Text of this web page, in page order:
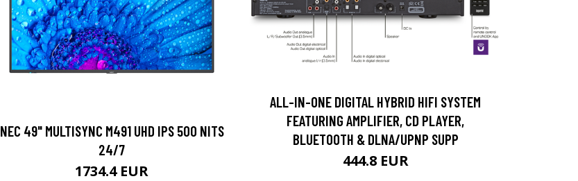
NEC 49" MULTISYNC M491 UHD IPS 500 NITS
24/7
1734.4 EUR
ALL-IN-ONE DIGITAL HYBRID HIFI SYSTEM
FEATURING AMPLIFIER, CD PLAYER,
BLUETOOTH & DLNA/UPNP SUPP
444.8 EUR